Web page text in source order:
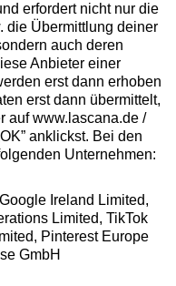
erfordert nicht nur die
die Übermittlung deiner
auch deren
Anbieter einer
erst dann erhoben
erst dann übermittelt,
auf www.lascana.de /
anklickst. Bei den
Unternehmen:
Ireland Limited,
Limited, TikTok
Pinterest Europe
GmbH